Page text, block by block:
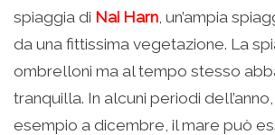
spiaggia di Nai Harn , un’ampia
da una fittissima vegetazione. La
ombrelloni ma al tempo stesso
tranquilla. In alcuni periodi
esempio a dicembre, il mare può